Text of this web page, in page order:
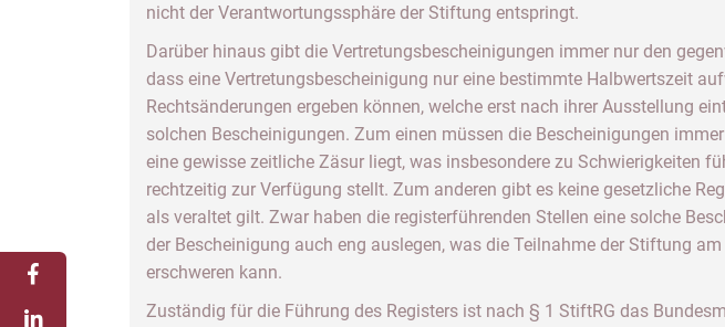
nicht der Verantwortungssphäre der Stiftung entspringt.
Darüber hinaus gibt die Vertretungsbescheinigungen immer nur den
dass eine Vertretungsbescheinigung nur eine bestimmte Halbwertszeit
Rechtsänderungen ergeben können, welche erst nach ihrer Ausstellung
solchen Bescheinigungen. Zum einen müssen die Bescheinigungen
eine gewisse zeitliche Zäsur liegt, was insbesondere zu Schwierigkeiten
rechtzeitig zur Verfügung stellt. Zum anderen gibt es keine gesetzliche
als veraltet gilt. Zwar haben die registerführenden Stellen eine solche
der Bescheinigung auch eng auslegen, was die Teilnahme der Stiftung
erschweren kann.
Zuständig für die Führung des Registers ist nach § 1 StiftRG das